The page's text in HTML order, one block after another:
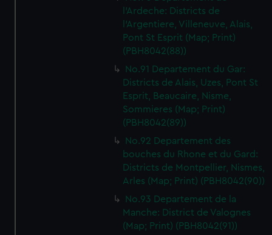
l'Ardeche: Districts de
l'Argentiere, Villeneuve, Alais,
Pont St Esprit (Map; Print)
(PBH8042(88))
No.91 Departement du Gar:
Districts de Alais, Uzes, Pont St
Esprit, Beaucaire, Nisme,
Sommieres (Map; Print)
(PBH8042(89))
No.92 Departement des
bouches du Rhone et du Gard:
Districts de Montpellier, Nismes,
Arles (Map; Print) (PBH8042(90))
No.93 Departement de la
Manche: District de Valognes
(Map; Print) (PBH8042(91))